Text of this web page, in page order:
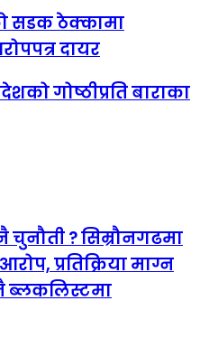
सडक ठेक्कामा
दायर
गोष्ठीप्रति बाराका
? सिम्रौनगढमा
प्रतिक्रिया माग्न
ब्लकलिस्टमा